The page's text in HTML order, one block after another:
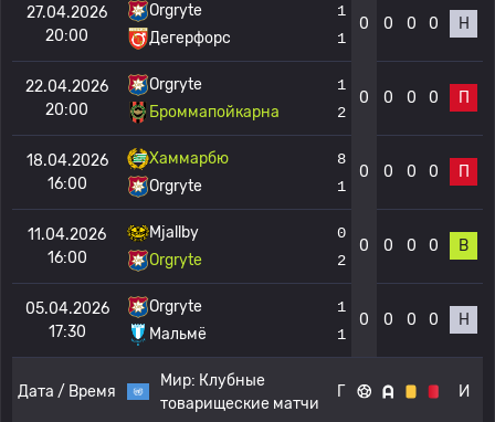
27.04.2026
20:00
Orgryte
Дегерфорс
1
1
0 0 0 0 Н
22.04.2026
20:00
Orgryte
Броммапойкарна
1
2
0 0 0 0 П
18.04.2026
16:00
Хаммарбю
Orgryte
8
1
0 0 0 0 П
11.04.2026
16:00
Mjallby
Orgryte
0
2
0 0 0 0 В
05.04.2026
17:30
Orgryte
Мальмё
1
1
0 0 0 0 Н
Дата / Время
Мир: Клубные
товарищеские матчи
Г И